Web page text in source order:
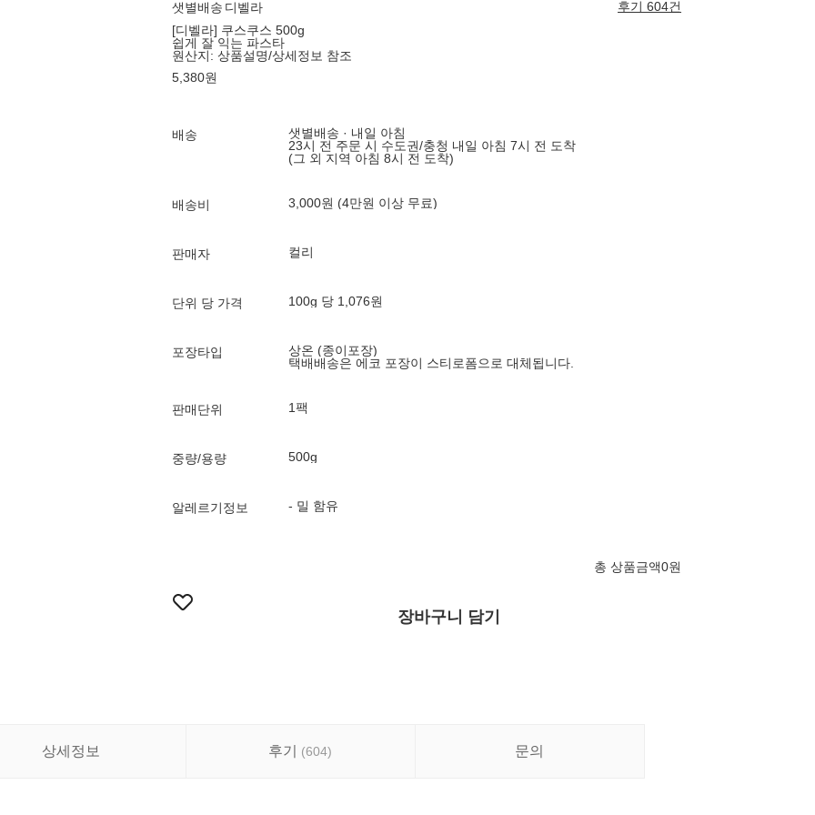
샛별배송 디벨라
후기 604건
[디벨라] 쿠스쿠스 500g
쉽게 잘 익는 파스타
원산지: 상품설명/상세정보 참조
5,380원
배송
샛별배송 · 내일 아침
23시 전 주문 시 수도권/충청 내일 아침 7시 전 도착
(그 외 지역 아침 8시 전 도착)
배송비 3,000원 (4만원 이상 무료)
판매자 컬리
단위 당 가격 100g 당 1,076원
포장타입
상온 (종이포장)
택배배송은 에코 포장이 스티로폼으로 대체됩니다.
판매단위 1팩
중량/용량 500g
알레르기정보 - 밀 함유
총 상품금액0원
장바구니 담기
상세정보 후기 (604) 문의